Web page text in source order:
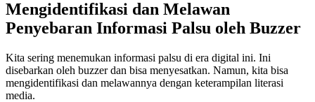
Mengidentifikasi dan Melawan
Penyebaran Informasi Palsu oleh Buzzer
Kita sering menemukan informasi palsu di era digital ini. Ini
disebarkan oleh buzzer dan bisa menyesatkan. Namun, kita bisa
mengidentifikasi dan melawannya dengan keterampilan literasi
media.